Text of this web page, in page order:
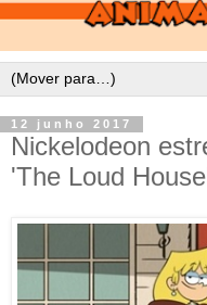
12 junho 2017
Nickelodeon
'The Loud